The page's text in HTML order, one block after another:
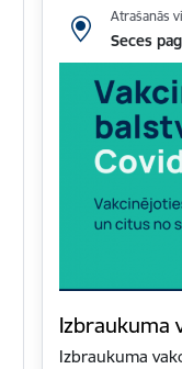
Atrašanās
Seces
Izbraukuma
Izbraukuma